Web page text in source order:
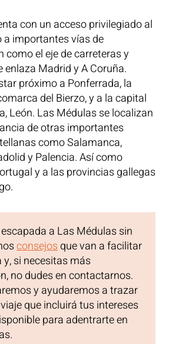
a Las Médulas sin
consejosque van a facilitar
si necesitas más
no dudes en contactarnos.
y ayudaremos a trazar
que incluirá tus intereses
para adentrarte en
con un acceso privilegiado al
a importantes vías de
como el eje de carreteras y
enlaza Madrid y A Coruña.
próximo a Ponferrada, la
del Bierzo, y a la capital
León. Las Médulas se localizan
de otras importantes
como Salamanca,
y Palencia. Así como
y a las provincias gallegas